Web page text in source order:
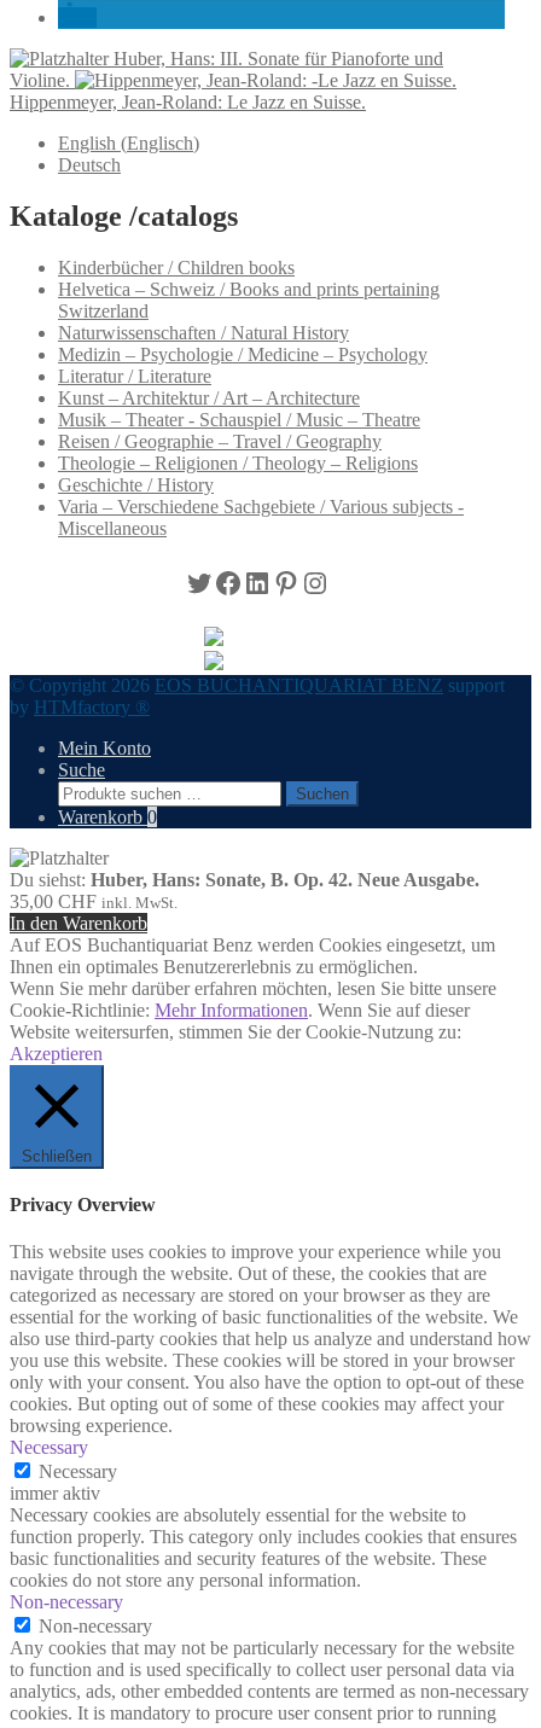
Huber, Hans: III. Sonate für Pianoforte und
Violine.
Hippenmeyer, Jean-Roland: Le Jazz en Suisse.
English (Englisch)
Deutsch
Kataloge /catalogs
Kinderbücher / Children books
Helvetica – Schweiz / Books and prints pertaining
Switzerland
Naturwissenschaften / Natural History
Medizin – Psychologie / Medicine – Psychology
Literatur / Literature
Kunst – Architektur / Art – Architecture
Musik – Theater - Schauspiel / Music – Theatre
Reisen / Geographie – Travel / Geography
Theologie – Religionen / Theology – Religions
Geschichte / History
Varia – Verschiedene Sachgebiete / Various subjects -
Miscellaneous
Twitter
Facebook
LinkedIn
Pinterest
Instagram
© Copyright 2026 EOS BUCHANTIQUARIAT BENZ support
by HTMfactory ®
Mein Konto
Suche
Suchen
nach:
Suchen
Warenkorb 0
Du siehst: Huber, Hans: Sonate, B. Op. 42. Neue Ausgabe.
35,00 CHF inkl. MwSt.
In den Warenkorb
Auf EOS Buchantiquariat Benz werden Cookies eingesetzt, um
Ihnen ein optimales Benutzererlebnis zu ermöglichen.
Wenn Sie mehr darüber erfahren möchten, lesen Sie bitte unsere
Cookie-Richtlinie: Mehr Informationen. Wenn Sie auf dieser
Website weitersurfen, stimmen Sie der Cookie-Nutzung zu:
Akzeptieren
Schließen
Privacy Overview
This website uses cookies to improve your experience while you
navigate through the website. Out of these, the cookies that are
categorized as necessary are stored on your browser as they are
essential for the working of basic functionalities of the website. We
also use third-party cookies that help us analyze and understand how
you use this website. These cookies will be stored in your browser
only with your consent. You also have the option to opt-out of these
cookies. But opting out of some of these cookies may affect your
browsing experience.
Necessary
Necessary
immer aktiv
Necessary cookies are absolutely essential for the website to
function properly. This category only includes cookies that ensures
basic functionalities and security features of the website. These
cookies do not store any personal information.
Non-necessary
Non-necessary
Any cookies that may not be particularly necessary for the website
to function and is used specifically to collect user personal data via
analytics, ads, other embedded contents are termed as non-necessary
cookies. It is mandatory to procure user consent prior to running